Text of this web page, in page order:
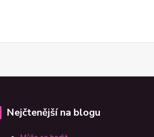
Nejčtenější na blogu